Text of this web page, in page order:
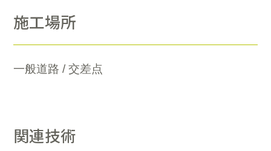
施工場所
一般道路 / 交差点
関連技術